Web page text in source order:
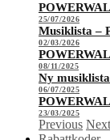
25/07/2026
Musiklista –
02/03/2026
08/11/2025
Ny
06/07/2025
23/03/2025
Previous Next